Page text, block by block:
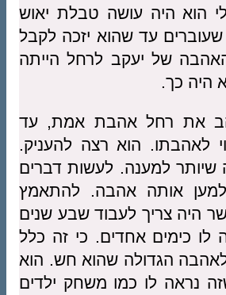
הוא היה עושה טבלת יאוש
עד שהוא יזכה לקבל
של יעקב לרחל הייתה
היה כך.
את רחל אהבת אמת, עד
לאהבתו. הוא רצה להעניק.
למענה. לעשות דברים
אותה אהבה. להתאמץ
היה צריך לעבוד שבע שנים
לו כימים אחדים. כי זה כלל
הגדולה שהוא חש. הוא
נראה לו כמו משחק ילדים